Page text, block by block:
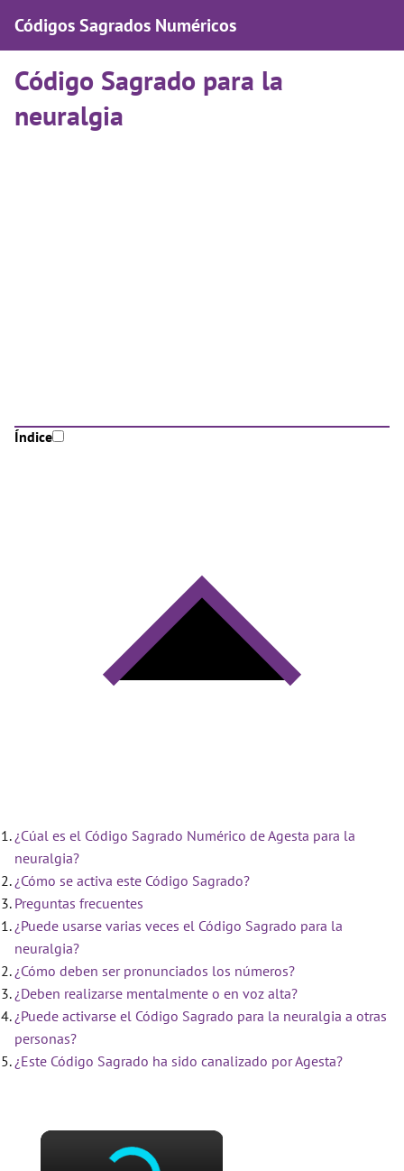
Códigos Sagrados Numéricos
Código Sagrado para la
neuralgia
Índice
¿Cúal es el Código Sagrado Numérico de Agesta para la
neuralgia?
¿Cómo se activa este Código Sagrado?
Preguntas frecuentes
¿Puede usarse varias veces el Código Sagrado para la
neuralgia?
¿Cómo deben ser pronunciados los números?
¿Deben realizarse mentalmente o en voz alta?
¿Puede activarse el Código Sagrado para la neuralgia a otras
personas?
¿Este Código Sagrado ha sido canalizado por Agesta?
×